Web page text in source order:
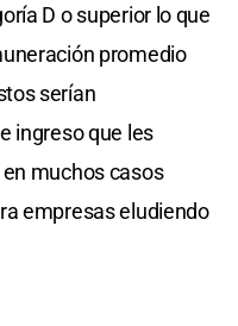
D o superior lo que
promedio
serían
ingreso que les
muchos casos
empresas eludiendo